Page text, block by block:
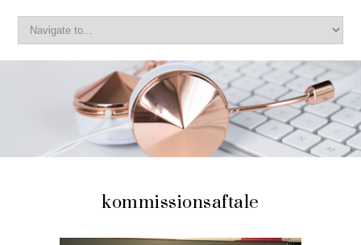
kommissionsaftale